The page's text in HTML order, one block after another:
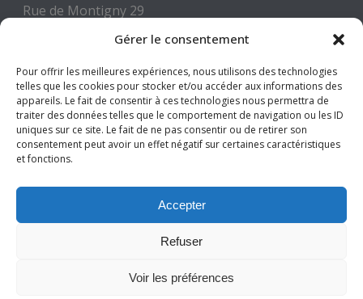
Gérer le consentement
Pour offrir les meilleures expériences, nous utilisons des technologies
telles que les cookies pour stocker et/ou accéder aux informations des
appareils. Le fait de consentir à ces technologies nous permettra de
traiter des données telles que le comportement de navigation ou les ID
uniques sur ce site. Le fait de ne pas consentir ou de retirer son
consentement peut avoir un effet négatif sur certaines caractéristiques
et fonctions.
Accepter
Refuser
Voir les préférences
Rue de Montigny 29
6000 CHARLEROI
Tél: +32 71 300 300
Mail: info@espace-environnement.be
TVA BE 0416.116.340